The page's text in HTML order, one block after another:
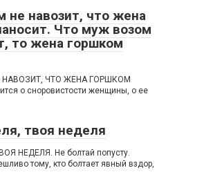
не навозит, что жена
Что муж возом
то жена горшком
ЧТО ЖЕНА ГОРШКОМ
о сноровистости женщины, о ее
твоя неделя
НЕДЕЛЯ. Не болтай попусту.
тому, кто болтает явный вздор,